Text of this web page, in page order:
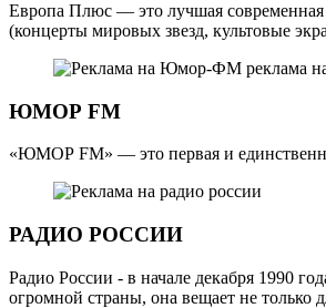
Европа Плюс — это лучшая современная
(концерты мировых звезд, культовые
ЮМОР FM
«ЮМОР FM» — это первая и
РАДИО РОССИИ
Радио России - в начале декабря 1990
огромной страны, она вещает не только